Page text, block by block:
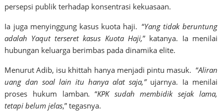
persepsi publik terhadap konsentrasi kekuasaan.
Ia juga menyinggung kasus kuota haji. “Yang tidak beruntung
adalah Yaqut terseret kasus Kuota Haji,” katanya. Ia menilai
hubungan keluarga berimbas pada dinamika elite.
Menurut Adib, isu khittah hanya menjadi pintu masuk. “Aliran
uang dan soal lain itu hanya alat saja,”ujarnya. Ia menilai
proses hukum lamban. “KPK sudah membidik sejak lama,
tetapi belum jelas,” tegasnya.